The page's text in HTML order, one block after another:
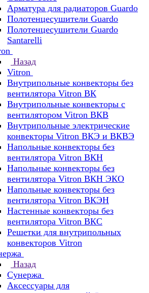
Арматура для радиаторов Guardo
Полотенцесушители Guardo
Полотенцесушители Guardo
Santarelli
Назад
Vitron
Внутрипольные конвекторы без
вентилятора Vitron ВК
Внутрипольные конвекторы с
вентилятором Vitron ВКВ
Внутрипольные электрические
конвекторы Vitron ВКЭ и ВКВЭ
Напольные конвекторы без
вентилятора Vitron ВКН
Напольные конвекторы без
вентилятора Vitron ВКН ЭКО
Напольные конвекторы без
вентилятора Vitron ВКЭН
Настенные конвекторы без
вентилятора Vitron ВКС
Решетки для внутрипольных
конвекторов Vitron
Назад
Сунержа
Аксессуары для